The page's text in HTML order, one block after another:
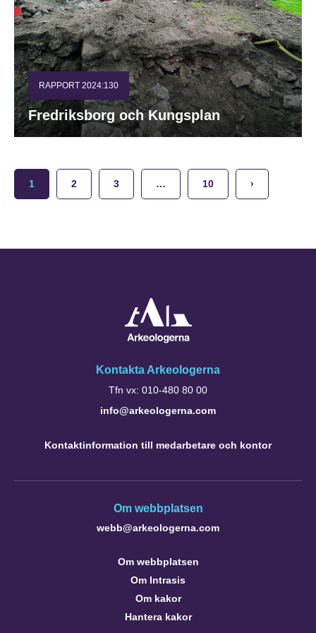
RAPPORT 2024:130
Fredriksborg och Kungsplan
1 2 3 … 10 ›
Kontakta Arkeologerna
Tfn vx: 010-480 80 00
info@arkeologerna.com
Kontaktinformation till medarbetare och kontor
Om webbplatsen
webb@arkeologerna.com
Om webbplatsen
Om Intrasis
Om kakor
Hantera kakor